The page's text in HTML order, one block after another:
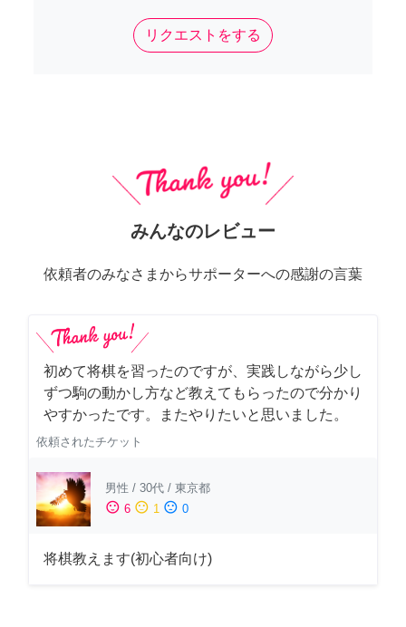
リクエストをする
みんなのレビュー
依頼者のみなさまからサポーターへの感謝の言葉
初めて将棋を習ったのですが、実践しながら少し
ずつ駒の動かし方など教えてもらったので分かり
やすかったです。またやりたいと思いました。
依頼されたチケット
男性 / 30代 / 東京都
sentiment_satisfied 6 sentiment_neutral 1 sentiment_dissatisfied 0
将棋教えます(初心者向け)